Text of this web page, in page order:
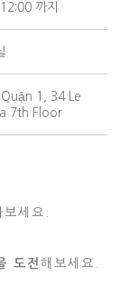
까지
1, 34 Le
7th Floor
세요.
도전 해보세요.